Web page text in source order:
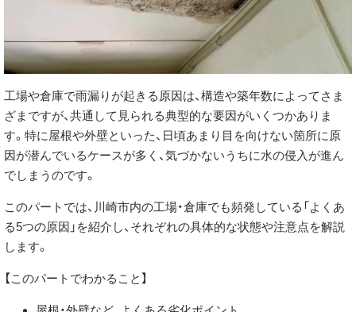
工場や倉庫で雨漏りが起きる原因は、構造や築年数によってさま
ざまですが、共通して見られる典型的な要因がいくつかありま
す。特に屋根や外壁といった、日頃あまり目を向けない箇所に原
因が潜んでいるケースが多く、気づかないうちに水の侵入が進ん
でしまうのです。
このパートでは、川崎市内の工場・倉庫でも頻発している「よくあ
る5つの原因」を紹介し、それぞれの具体的な状態や注意点を解説
します。
【このパートでわかること】